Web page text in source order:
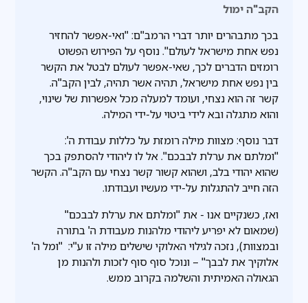
הקב"ה ימול
בכך מתבהרים יותר דברי הרמב"ם: "ואי-אפשר להחזיר
נפש אחת מישראל לעולם". נוסף על הפירוש הפשוט
רומזים הדברים לכך, שאי-אפשר לעולם לבטל את הקשר
בין נפש אחת מישראל, תהיה אשר תהיה, לבין הקב"ה.
קשר זה הוא נצחי, ועומד למעלה מכל אפשרות של שינוי,
והוא מתגלה ובא לידי ביטוי על-ידי המילה.
דבר נוסף: מצוות מילה רומזת על כללות עבודת ה':
"ומלתם את ערלת לבבכם". אל לו ליהודי להסתפק בכך
שהוא יהודי בלב, ושהוא קשור קשר נצחי עם הקב"ה. הקשר
הזה חייב להתגלות על-ידי מעשיו ועבודתו.
ואז, כשנקיים אנו - את "ומלתם את ערלת לבבכם"
(שמאום לא יפריע ליהודי מלהנות מעבודת ה' בתורה
ובמצוות), נזכה לגילוי האלוקי שישלים מילה זו ע"י: "ומל ה'
אלוקיך את לבבך" – ונוכל סוף סוף לזכות ולהנות מן
הגאולה האמיתית והשלמה בקרוב ממש.